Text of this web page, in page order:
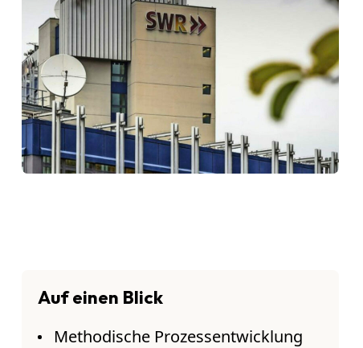
Auf einen Blick
Methodische Prozessentwicklung